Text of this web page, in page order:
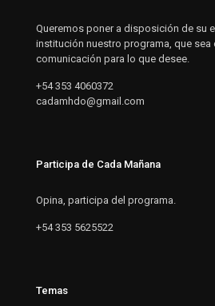
Queremos poner a disposición de su
institución nuestro programa, que sea
comunicación para lo que desee.
+54 353 4060372
cadamhdo@gmail.com
Participa de Cada Mañana
Opina, participa del programa.
+54 353 5625522
Temas